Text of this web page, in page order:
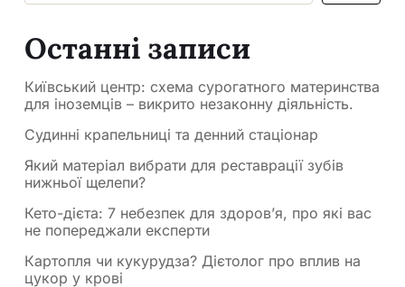
Останні записи
Київський центр: схема сурогатного материнства
для іноземців – викрито незаконну діяльність.
Судинні крапельниці та денний стаціонар
Який матеріал вибрати для реставрації зубів
нижньої щелепи?
Кето-дієта: 7 небезпек для здоров’я, про які вас
не попереджали експерти
Картопля чи кукурудза? Дієтолог про вплив на
цукор у крові